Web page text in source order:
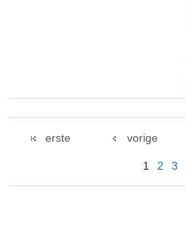
erste vorige
1 2 3